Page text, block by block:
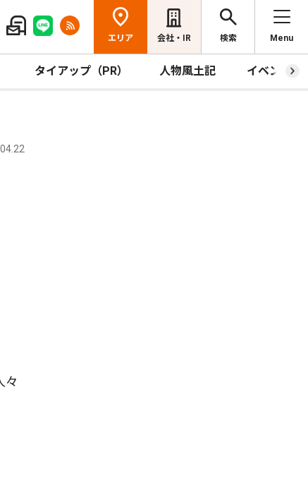
エリア 会社・IR 検索 Menu
タイアップ（PR） 人物風土記 イベント
々